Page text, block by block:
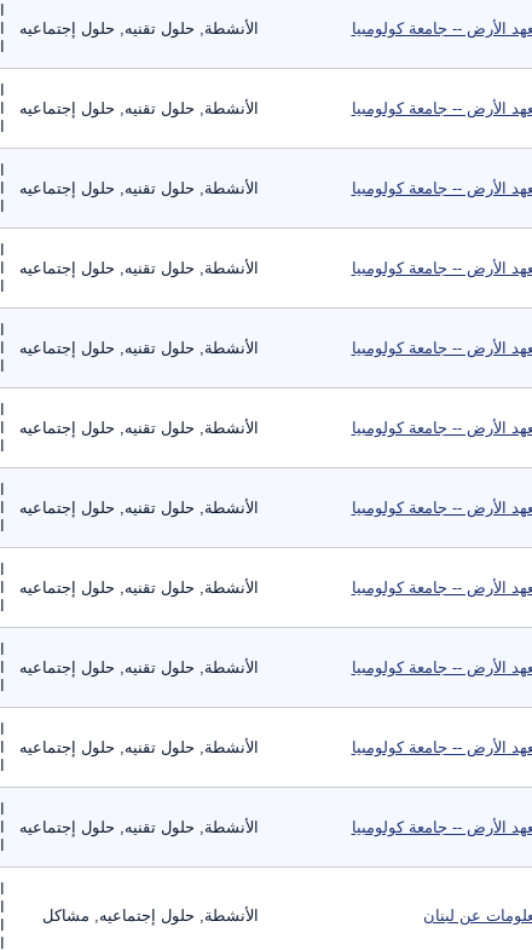
الأرض -- جامعة كولومبيا الأنشطة, حلول تقنيه, حلول إجتماعيه
الأرض -- جامعة كولومبيا الأنشطة, حلول تقنيه, حلول إجتماعيه
الأرض -- جامعة كولومبيا الأنشطة, حلول تقنيه, حلول إجتماعيه
الأرض -- جامعة كولومبيا الأنشطة, حلول تقنيه, حلول إجتماعيه
الأرض -- جامعة كولومبيا الأنشطة, حلول تقنيه, حلول إجتماعيه
الأرض -- جامعة كولومبيا الأنشطة, حلول تقنيه, حلول إجتماعيه
الأرض -- جامعة كولومبيا الأنشطة, حلول تقنيه, حلول إجتماعيه
الأرض -- جامعة كولومبيا الأنشطة, حلول تقنيه, حلول إجتماعيه
الأرض -- جامعة كولومبيا الأنشطة, حلول تقنيه, حلول إجتماعيه
الأرض -- جامعة كولومبيا الأنشطة, حلول تقنيه, حلول إجتماعيه
الأرض -- جامعة كولومبيا الأنشطة, حلول تقنيه, حلول إجتماعيه
عن لبنان الأنشطة, حلول إجتماعيه, مشاكل